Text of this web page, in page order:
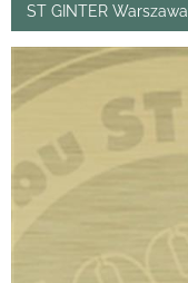
ST GINTER Warszawa